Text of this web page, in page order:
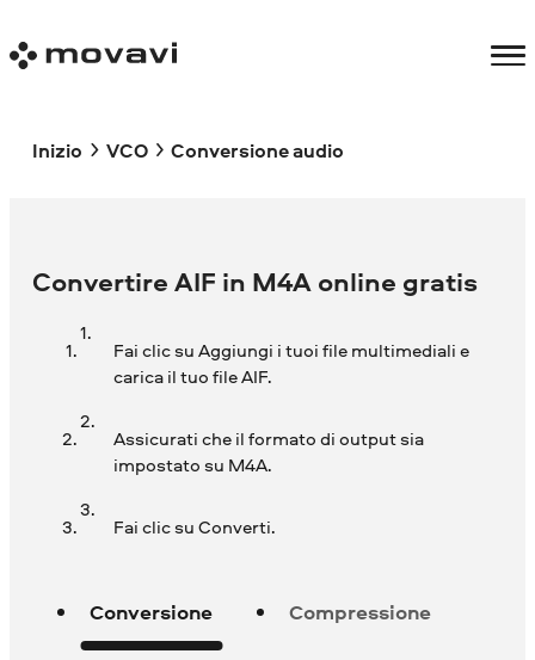
Inizio VCO Conversione audio
Convertire AIF in M4A online gratis
Fai clic su Aggiungi i tuoi file multimediali e
carica il tuo file AIF.
Assicurati che il formato di output sia
impostato su M4A.
Fai clic su Converti.
Conversione Compressione